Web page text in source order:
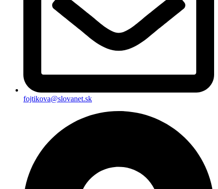
fojtikova@slovanet.sk